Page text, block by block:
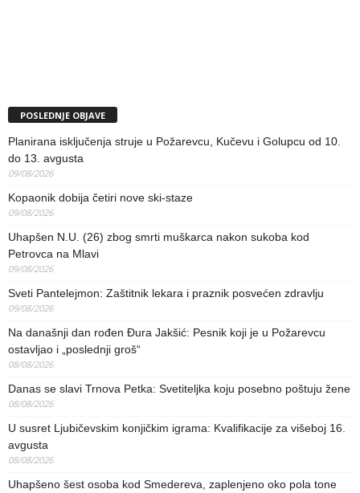
POSLEDNJE OBJAVE
Planirana isključenja struje u Požarevcu, Kučevu i Golupcu od 10.
do 13. avgusta
09/08/2026
Kopaonik dobija četiri nove ski-staze
09/08/2026
Uhapšen N.U. (26) zbog smrti muškarca nakon sukoba kod
Petrovca na Mlavi
09/08/2026
Sveti Pantelejmon: Zaštitnik lekara i praznik posvećen zdravlju
09/08/2026
Na današnji dan rođen Đura Jakšić: Pesnik koji je u Požarevcu
ostavljao i „poslednji groš“
08/08/2026
Danas se slavi Trnova Petka: Svetiteljka koju posebno poštuju žene
08/08/2026
U susret Ljubičevskim konjičkim igrama: Kvalifikacije za višeboj 16.
avgusta
08/08/2026
Uhapšeno šest osoba kod Smedereva, zaplenjeno oko pola tone